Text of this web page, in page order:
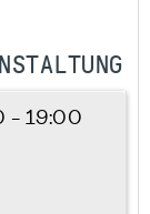
- 19:00